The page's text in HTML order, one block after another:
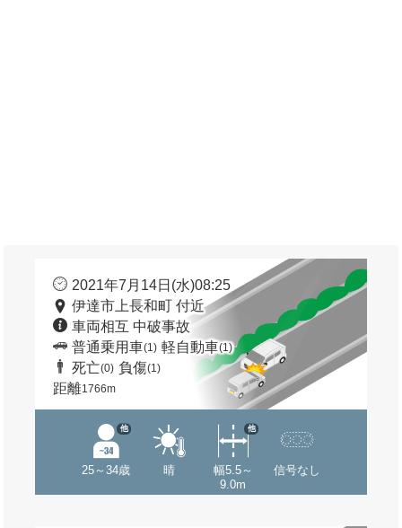
2021年7月14日(水)08:25
伊達市上長和町 付近
車両相互 中破事故
普通乗用車(1) 軽自動車(1)
死亡(0) 負傷(1)
距離1766m
25～34歳
他
晴
幅5.5～
9.0m
他
信号なし